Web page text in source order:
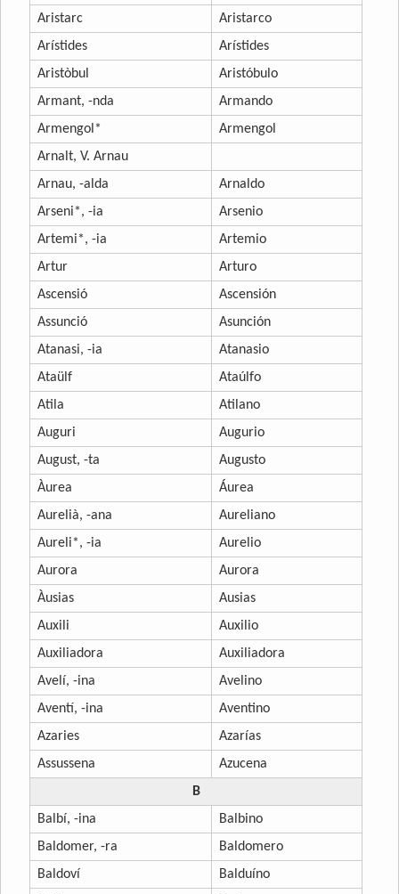
Aristarc
Aristarco
Arístides
Arístides
Aristòbul
Aristóbulo
Armant, -nda
Armando
Armengol*
Armengol
Arnalt, V. Arnau
Arnau, -alda
Arnaldo
Arseni*, -ia
Arsenio
Artemi*, -ia
Artemio
Artur
Arturo
Ascensió
Ascensión
Assunció
Asunción
Atanasi, -ia
Atanasio
Ataülf
Ataúlfo
Atila
Atilano
Auguri
Augurio
August, -ta
Augusto
Àurea
Áurea
Aurelià, -ana
Aureliano
Aureli*, -ia
Aurelio
Aurora
Aurora
Àusias
Ausias
Auxili
Auxilio
Auxiliadora
Auxiliadora
Avelí, -ina
Avelino
Aventí, -ina
Aventino
Azaries
Azarías
Assussena
Azucena
B
Balbí, -ina
Balbino
Baldomer, -ra
Baldomero
Baldoví
Balduíno